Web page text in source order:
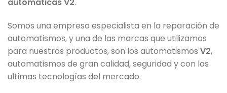
automáticas V2.
Somos una empresa especialista en la reparación de
automatismos, y una de las marcas que utilizamos
para nuestros productos, son los automatismos V2,
automatismos de gran calidad, seguridad y con las
ultimas tecnologías del mercado.